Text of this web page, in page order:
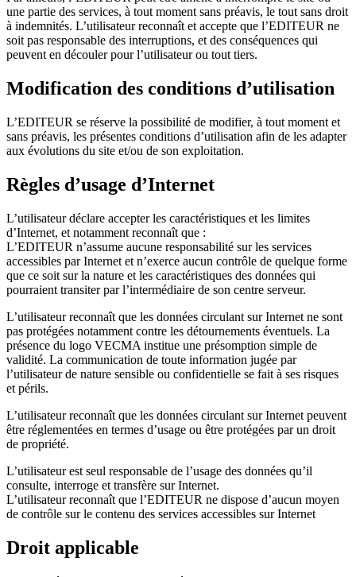
une partie des services, à tout moment sans préavis, le tout sans droit
à indemnités. L’utilisateur reconnaît et accepte que l’EDITEUR ne
soit pas responsable des interruptions, et des conséquences qui
peuvent en découler pour l’utilisateur ou tout tiers.
Modification des conditions d’utilisation
L’EDITEUR se réserve la possibilité de modifier, à tout moment et
sans préavis, les présentes conditions d’utilisation afin de les adapter
aux évolutions du site et/ou de son exploitation.
Règles d’usage d’Internet
L’utilisateur déclare accepter les caractéristiques et les limites
d’Internet, et notamment reconnaît que :
L’EDITEUR n’assume aucune responsabilité sur les services
accessibles par Internet et n’exerce aucun contrôle de quelque forme
que ce soit sur la nature et les caractéristiques des données qui
pourraient transiter par l’intermédiaire de son centre serveur.
L’utilisateur reconnaît que les données circulant sur Internet ne sont
pas protégées notamment contre les détournements éventuels. La
présence du logo VECMA institue une présomption simple de
validité. La communication de toute information jugée par
l’utilisateur de nature sensible ou confidentielle se fait à ses risques
et périls.
L’utilisateur reconnaît que les données circulant sur Internet peuvent
être réglementées en termes d’usage ou être protégées par un droit
de propriété.
L’utilisateur est seul responsable de l’usage des données qu’il
consulte, interroge et transfère sur Internet.
L’utilisateur reconnaît que l’EDITEUR ne dispose d’aucun moyen
de contrôle sur le contenu des services accessibles sur Internet
Droit applicable